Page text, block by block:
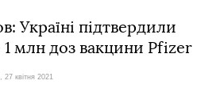
Україні підтвердили
млн доз вакцини Pfizer
27 квітня 2021